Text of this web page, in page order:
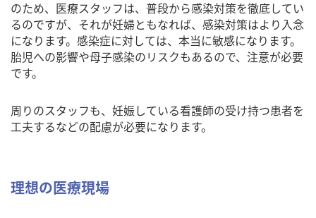
のため、医療スタッフは、普段から感染対策を徹底してい
るのですが、それが妊婦ともなれば、感染対策はより入念
になります。感染症に対しては、本当に敏感になります。
胎児への影響や母子感染のリスクもあるので、注意が必要
です。
周りのスタッフも、妊娠している看護師の受け持つ患者を
工夫するなどの配慮が必要になります。
理想の医療現場